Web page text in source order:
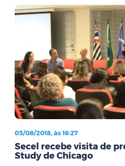
03/08/2018, às 16:27
Secel recebe visita de
Study de Chicago